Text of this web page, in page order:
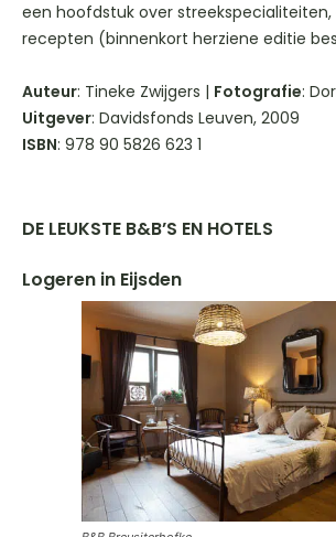
een hoofdstuk over
recepten (binnenkort herziene editie
Auteur: Tineke Zwijgers | Fotografie:
Uitgever: Davidsfonds Leuven, 2009
ISBN: 978 90 5826 623 1
DE LEUKSTE B&B’S EN HOTELS
Logeren in Eijsden